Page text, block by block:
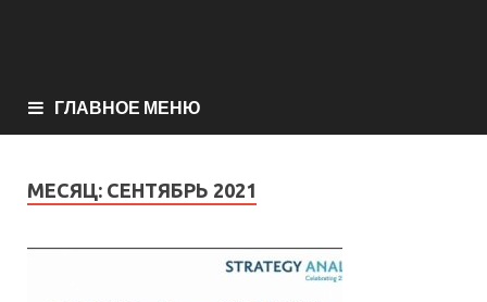
ГЛАВНОЕ МЕНЮ
МЕСЯЦ: СЕНТЯБРЬ 2021